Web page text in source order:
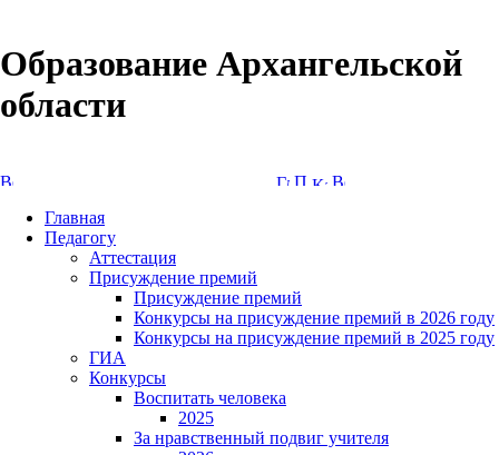
Образование Архангельской
области
Главная
Педагогу
Аттестация
Присуждение премий
Присуждение премий
Конкурсы на присуждение премий в 2026 году
Конкурсы на присуждение премий в 2025 году
ГИА
Конкурсы
Воспитать человека
2025
За нравственный подвиг учителя